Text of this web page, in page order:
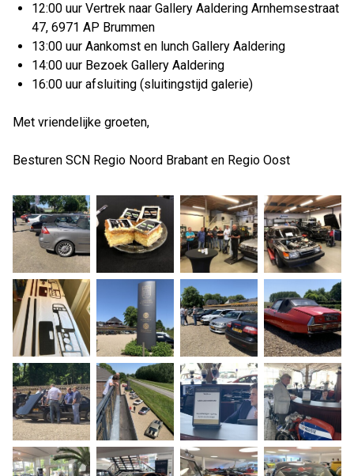
12:00 uur Vertrek naar Gallery Aaldering Arnhemsestraat
47, 6971 AP Brummen
13:00 uur Aankomst en lunch Gallery Aaldering
14:00 uur Bezoek Gallery Aaldering
16:00 uur afsluiting (sluitingstijd galerie)
Met vriendelijke groeten,
Besturen SCN Regio Noord Brabant en Regio Oost